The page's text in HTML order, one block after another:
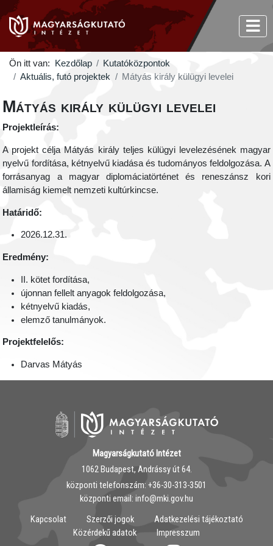
Ön itt van: Kezdőlap
Kutatóközpontok
Aktuális, futó projektek
Mátyás király külügyi levelei
Mátyás király külügyi levelei
Projektleírás:
A projekt célja Mátyás király teljes külügyi levelezésének magyar
nyelvű fordítása, kétnyelvű kiadása és tudományos feldolgozása. A
forrásanyag a magyar diplomáciatörténet és reneszánsz kori
államiság kiemelt nemzeti kultúrkincse.
Határidő:
2026.12.31.
Eredmény:
II. kötet fordítása,
újonnan fellelt anyagok feldolgozása,
kétnyelvű kiadás,
elemző tanulmányok.
Projektfelelős:
Darvas Mátyás
Magyarságkutató Intézet
1062 Budapest, Andrássy út 64.
központi telefonszám: ‭+36-30-313-3501
központi email: info@mki.gov.hu
Kapcsolat
Szerzői jogok
Adatkezelési tájékoztató
Közérdekű adatok
Impresszum